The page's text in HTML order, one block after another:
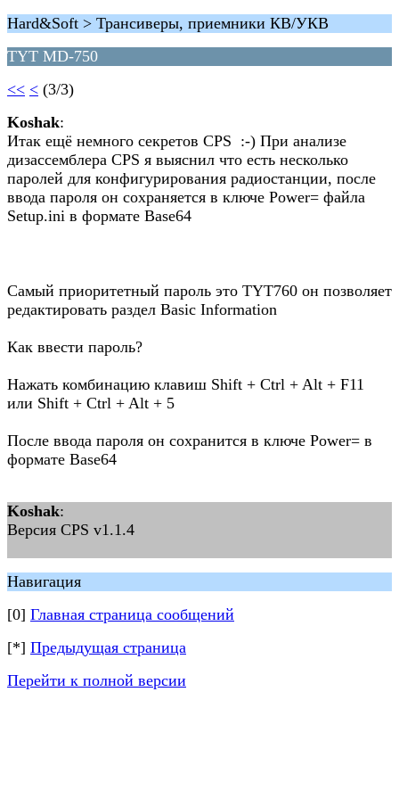
Hard&Soft > Трансиверы, приемники КВ/УКВ
TYT MD-750
<< < (3/3)
Koshak:
Итак ещё немного секретов CPS :-) При анализе
дизассемблера CPS я выяснил что есть несколько
паролей для конфигурирования радиостанции, после
ввода пароля он сохраняется в ключе Power= файла
Setup.ini в формате Base64
Самый приоритетный пароль это TYT760 он позволяет
редактировать раздел Basic Information
Как ввести пароль?
Нажать комбинацию клавиш Shift + Ctrl + Alt + F11
или Shift + Ctrl + Alt + 5
После ввода пароля он сохранится в ключе Power= в
формате Base64
Koshak:
Версия CPS v1.1.4
Навигация
[0] Главная страница сообщений
[*] Предыдущая страница
Перейти к полной версии